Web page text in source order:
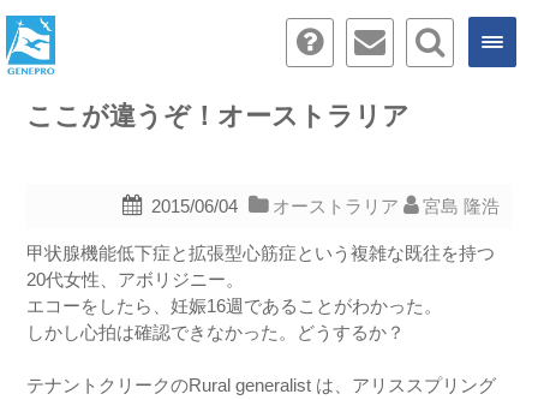
ここが違うぞ！オーストラリア
2015/06/04 オーストラリア 宮島 隆浩
甲状腺機能低下症と拡張型心筋症という複雑な既往を持つ
20代女性、アボリジニー。
エコーをしたら、妊娠16週であることがわかった。
しかし心拍は確認できなかった。どうするか？
テナントクリークのRural generalist は、アリススプリング